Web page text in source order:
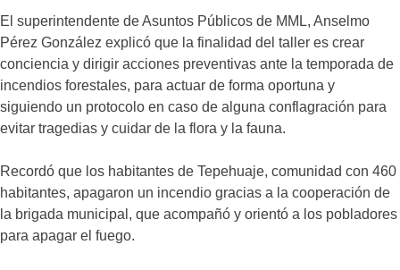
El superintendente de Asuntos Públicos de MML, Anselmo
Pérez González explicó que la finalidad del taller es crear
conciencia y dirigir acciones preventivas ante la temporada de
incendios forestales, para actuar de forma oportuna y
siguiendo un protocolo en caso de alguna conflagración para
evitar tragedias y cuidar de la flora y la fauna.
Recordó que los habitantes de Tepehuaje, comunidad con 460
habitantes, apagaron un incendio gracias a la cooperación de
la brigada municipal, que acompañó y orientó a los pobladores
para apagar el fuego.